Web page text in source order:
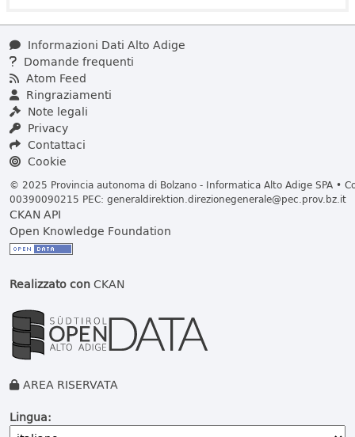
Informazioni Dati Alto Adige
Domande frequenti
Atom Feed
Ringraziamenti
Note legali
Privacy
Contattaci
Cookie
© 2025 Provincia autonoma di Bolzano - Informatica Alto Adige SPA •
00390090215 PEC: generaldirektion.direzionegenerale@pec.prov.bz.it
CKAN API
Open Knowledge Foundation
Realizzato conCKAN
AREA RISERVATA
Lingua